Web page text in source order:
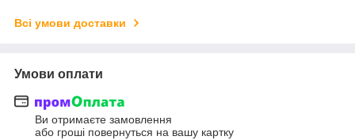
Всі умови доставки
Умови оплати
Ви отримаєте замовлення
або гроші повернуться на вашу картку